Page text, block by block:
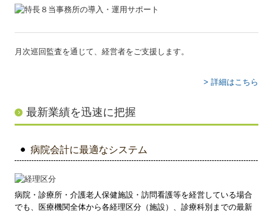
月次巡回監査を通じて、経営者をご支援します。
> 詳細はこちら
最新業績を迅速に把握
病院会計に最適なシステム
病院・診療所・介護老人保健施設・訪問看護等を経営している場合
でも、医療機関全体から各経理区分（施設）、診療科別までの最新